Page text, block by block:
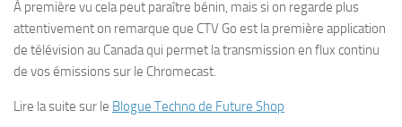
À première vu cela peut paraître bénin, mais si on regarde plus
attentivement on remarque que CTV Go est la première application
de télévision au Canada qui permet la transmission en flux continu
de vos émissions sur le Chromecast.
Lire la suite sur le Blogue Techno de Future Shop